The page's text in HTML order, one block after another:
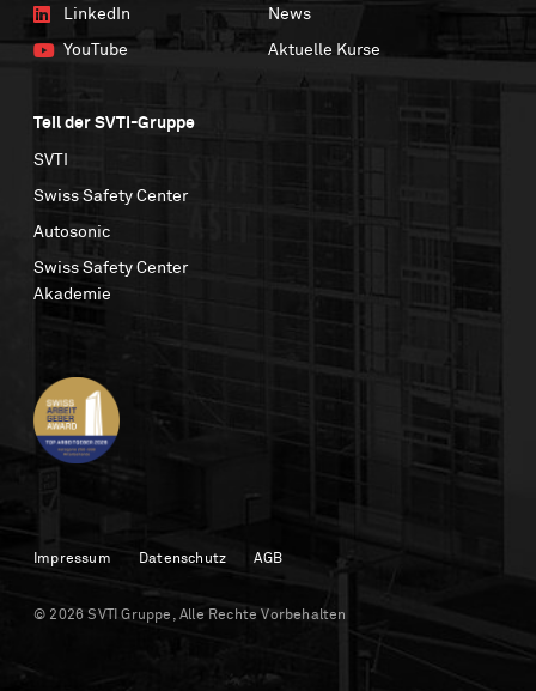
LinkedIn
YouTube
Teil der SVTI-Gruppe
SVTI
Swiss Safety Center
Autosonic
Swiss Safety Center
Akademie
News
Aktuelle Kurse
Impressum Datenschutz AGB
© 2026 SVTI Gruppe, Alle Rechte Vorbehalten